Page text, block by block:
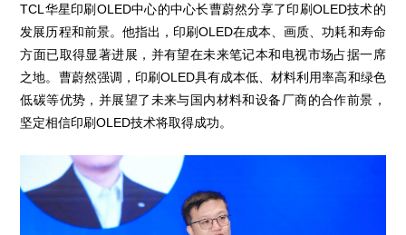
TCL华星印刷OLED中心的中心长曹蔚然分享了印刷OLED技术的
发展历程和前景。他指出，印刷OLED在成本、画质、功耗和寿命
方面已取得显著进展，并有望在未来笔记本和电视市场占据一席
之地。曹蔚然强调，印刷OLED具有成本低、材料利用率高和绿色
低碳等优势，并展望了未来与国内材料和设备厂商的合作前景，
坚定相信印刷OLED技术将取得成功。